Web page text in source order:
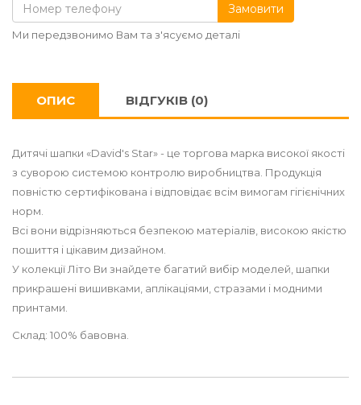
Замовити
Ми передзвонимо Вам та з'ясуємо деталі
ОПИС ВІДГУКІВ (0)
Дитячі шапки «David's Star» - це торгова марка високої якості
з суворою системою контролю виробництва. Продукція
повністю сертифікована і відповідає всім вимогам гігієнічних
норм.
Всі вони відрізняються безпекою матеріалів, високою якістю
пошиття і цікавим дизайном.
У колекції Літо Ви знайдете багатий вибір моделей, шапки
прикрашені вишивками, аплікаціями, стразами і модними
принтами.
Склад: 100% бавовна.